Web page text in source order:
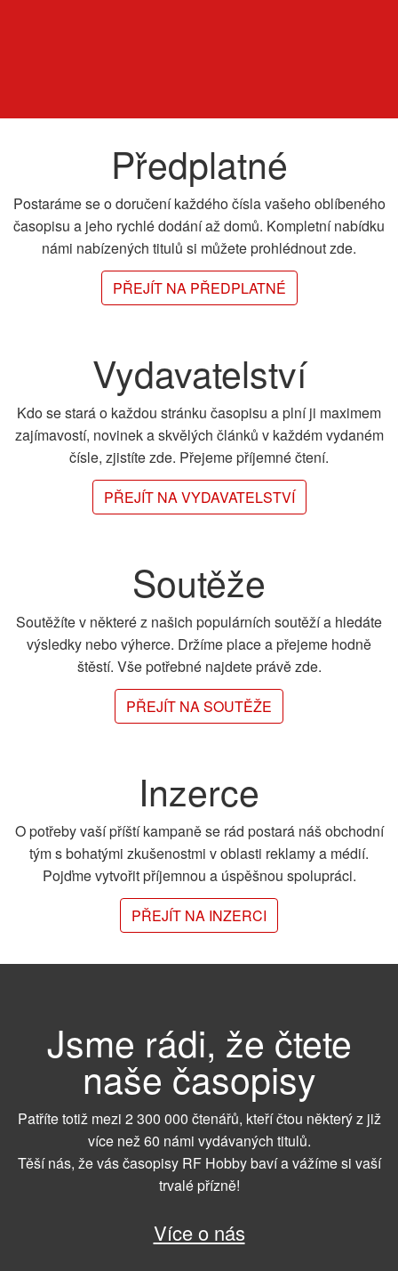
Předplatné
Postaráme se o doručení každého čísla vašeho oblíbeného
časopisu a jeho rychlé dodání až domů. Kompletní nabídku
námi nabízených titulů si můžete prohlédnout zde.
PŘEJÍT NA PŘEDPLATNÉ
Vydavatelství
Kdo se stará o každou stránku časopisu a plní ji maximem
zajímavostí, novinek a skvělých článků v každém vydaném
čísle, zjistíte zde. Přejeme příjemné čtení.
PŘEJÍT NA VYDAVATELSTVÍ
Soutěže
Soutěžíte v některé z našich populárních soutěží a hledáte
výsledky nebo výherce. Držíme place a přejeme hodně
štěstí. Vše potřebné najdete právě zde.
PŘEJÍT NA SOUTĚŽE
Inzerce
O potřeby vaší příští kampaně se rád postará náš obchodní
tým s bohatými zkušenostmi v oblasti reklamy a médií.
Pojďme vytvořit příjemnou a úspěšnou spolupráci.
PŘEJÍT NA INZERCI
Jsme rádi, že čtete
naše časopisy
Patříte totiž mezi 2 300 000 čtenářů, kteří čtou některý z již
více než 60 námi vydávaných titulů.
Těší nás, že vás časopisy RF Hobby baví a vážíme si vaší
trvalé přízně!
Více o nás